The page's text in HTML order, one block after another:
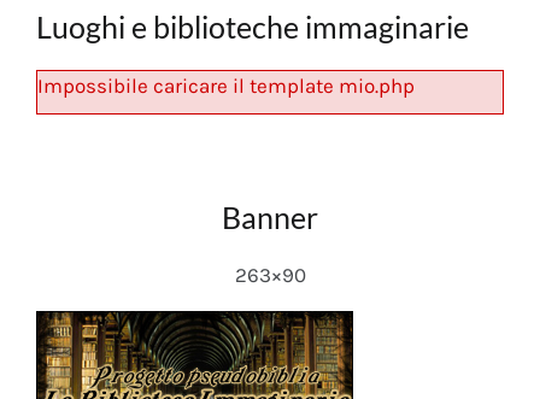
Luoghi e biblioteche immaginarie
Impossibile caricare il template mio.php
Banner
263×90